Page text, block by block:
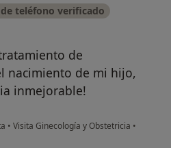
teléfono verificado
de
nacimiento de mi hijo,
inmejorable!
• Visita Ginecología y Obstetricia •